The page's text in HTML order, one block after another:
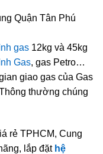
Quận Tân Phú
gas 12kg và 45kg
Gas, gas Petro…
giao gas của Gas
thường chúng
rẻ TPHCM, Cung
lắp đặt hệ